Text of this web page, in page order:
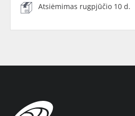
Atsiėmimas rugpjūčio 10 d.